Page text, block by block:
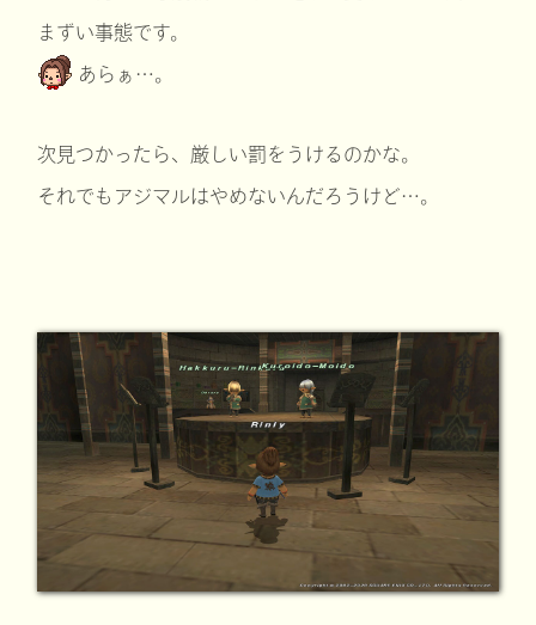
まずい事態です。
あらぁ…。
次見つかったら、厳しい罰をうけるのかな。
それでもアジマルはやめないんだろうけど…。